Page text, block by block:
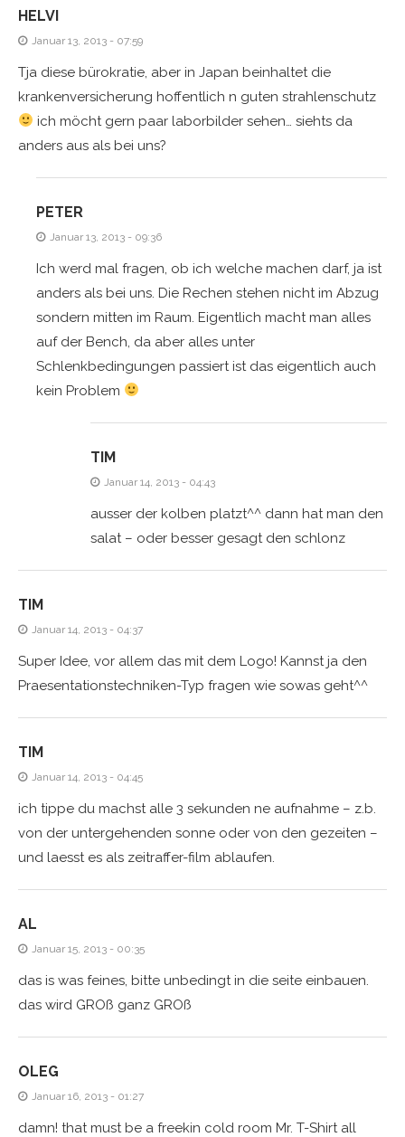
HELVI
Januar 13, 2013 - 07:59
Tja diese bürokratie, aber in Japan beinhaltet die
krankenversicherung hoffentlich n guten strahlenschutz
ich möcht gern paar laborbilder sehen… siehts da
anders aus als bei uns?
PETER
Januar 13, 2013 - 09:36
Ich werd mal fragen, ob ich welche machen darf, ja ist
anders als bei uns. Die Rechen stehen nicht im Abzug
sondern mitten im Raum. Eigentlich macht man alles
auf der Bench, da aber alles unter
Schlenkbedingungen passiert ist das eigentlich auch
kein Problem
TIM
Januar 14, 2013 - 04:43
ausser der kolben platzt^^ dann hat man den
salat – oder besser gesagt den schlonz
TIM
Januar 14, 2013 - 04:37
Super Idee, vor allem das mit dem Logo! Kannst ja den
Praesentationstechniken-Typ fragen wie sowas geht^^
TIM
Januar 14, 2013 - 04:45
ich tippe du machst alle 3 sekunden ne aufnahme – z.b.
von der untergehenden sonne oder von den gezeiten –
und laesst es als zeitraffer-film ablaufen.
AL
Januar 15, 2013 - 00:35
das is was feines, bitte unbedingt in die seite einbauen.
das wird GROß ganz GROß
OLEG
Januar 16, 2013 - 01:27
damn! that must be a freekin cold room Mr. T-Shirt all